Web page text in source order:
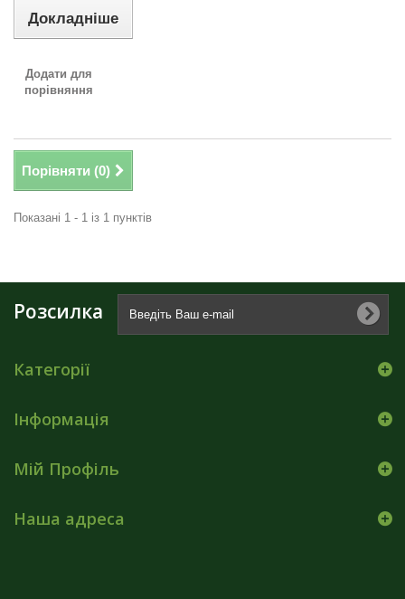
Докладніше
Додати для
порівняння
Порівняти (0)
Показані 1 - 1 із 1 пунктів
Розсилка
Категорії
Інформація
Мій Профіль
Наша адреса